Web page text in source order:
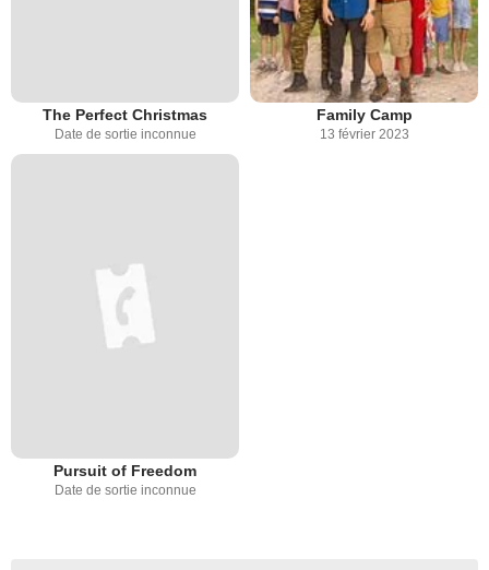
The Perfect Christmas
Date de sortie inconnue
Family Camp
13 février 2023
Pursuit of Freedom
Date de sortie inconnue